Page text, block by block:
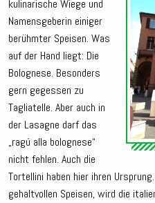
kulinarische Wiege und
Namensgeberin einiger
berühmter Speisen. Was
auf der Hand liegt: Die
Bolognese. Besonders
gern gegessen zu
Tagliatelle. Aber auch in
der Lasagne darf das
„ragú alla bolognese“
nicht fehlen. Auch die
Tortellini haben hier ihren
gehaltvollen Speisen, wird die